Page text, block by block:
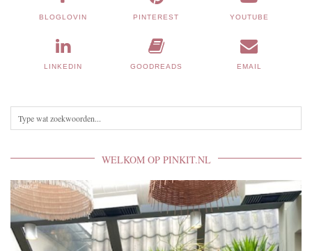
BLOGLOVIN PINTEREST YOUTUBE
LINKEDIN GOODREADS EMAIL
WELKOM OP PINKIT.NL